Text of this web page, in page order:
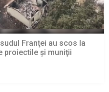
Franţei au scos la
proiectile şi muniţii